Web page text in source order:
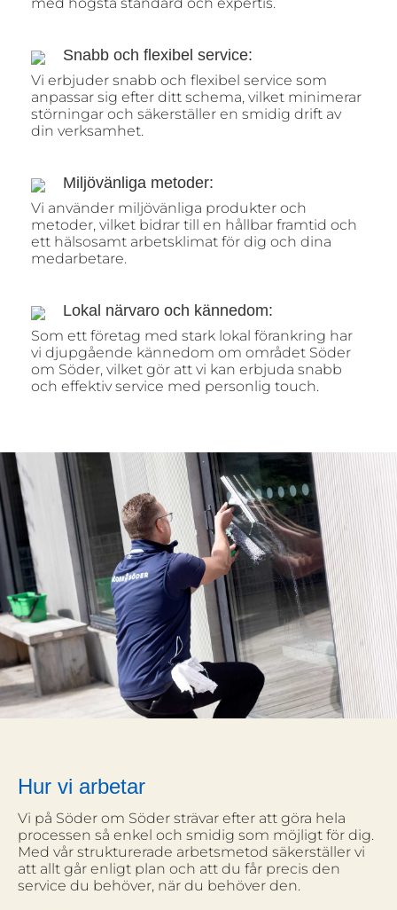
Snabb och flexibel service:
Vi erbjuder snabb och flexibel service som
anpassar sig efter ditt schema, vilket minimerar
störningar och säkerställer en smidig drift av
din verksamhet.
Miljövänliga metoder:
Vi använder miljövänliga produkter och
metoder, vilket bidrar till en hållbar framtid och
ett hälsosamt arbetsklimat för dig och dina
medarbetare.
Lokal närvaro och kännedom:
Som ett företag med stark lokal förankring har
vi djupgående kännedom om området Söder
om Söder, vilket gör att vi kan erbjuda snabb
och effektiv service med personlig touch.
Hur vi arbetar
Vi på Söder om Söder strävar efter att göra hela
processen så enkel och smidig som möjligt för dig.
Med vår strukturerade arbetsmetod säkerställer vi
att allt går enligt plan och att du får precis den
service du behöver, när du behöver den.